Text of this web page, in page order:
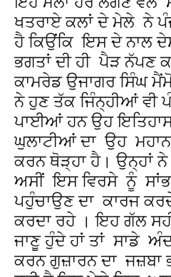
ਖਤਰਾਏ ਕਲਾਂ ਦੇ ਮੇਲੇ ਨੇ
ਹੈ ਕਿਉਂਕਿ ਇਸ ਦੇ ਨਾਲ
ਭਗਤਾਂ ਦੀ ਹੀ ਪੈੜ
ਕਾਮਰੇਡ ਉਜਾਗਰ ਸਿੰਘ
ਨੇ ਹੁਣ ਤੱਕ ਜਿੰਨ੍ਹੀਆਂ ਵੀ
ਪਾਈਆਂ ਹਨ ਉਹ
ਘੁਲਾਟੀਆਂ ਦਾ ਉਹ ਮਹਾਨ
ਕਰਨ ਥੋੜ੍ਹਾ ਹੈ। ਉਨ੍ਹਾਂ
ਅਸੀਂ ਇਸ ਵਿਰਸੇ ਨੂੰ
ਪਹੁੰਚਾਉਣ ਦਾ ਕਾਰਜ
ਕਰਦਾ ਰਹੇ । ਇਹ ਗੱਲ
ਜਾਣੂ ਹੁੰਦੇ ਹਾਂ ਤਾਂ ਸਾਡੇ
ਕਰਨ ਗੁਜ਼ਾਰਨ ਦਾ ਜਜ਼ਬਾ